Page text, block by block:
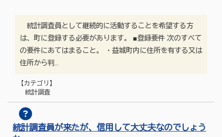
統計調査員として継続的に活動することを希望する方
は、町に登録する必要があります。 ■登録要件 次のすべて
の要件にあてはまること。 ・益城町内に住所を有する又は
住所から判…
【カテゴリ】
統計調査
統計調査員が来たが、信用して大丈夫なのでしょう